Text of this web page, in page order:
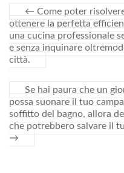
← Come poter
ottenere la perfetta
una cucina professionale
e senza inquinare
città.
Se hai paura che un
possa suonare il tuo
soffitto del bagno, allora
che potrebbero salvare il
→